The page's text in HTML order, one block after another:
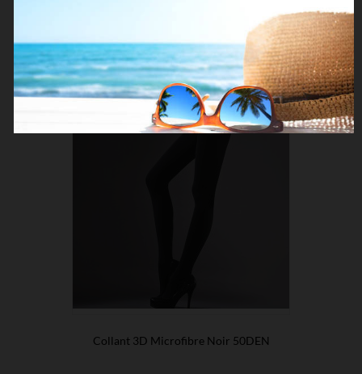
Collant 3D Microfibre Noir 50DEN